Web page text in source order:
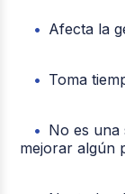
Afecta la
Toma
No es una
mejorar algún